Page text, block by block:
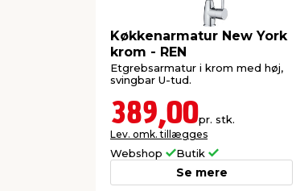
Køkkenarmatur New York
krom - REN
Etgrebsarmatur i krom med høj,
svingbar U-tud.
389,00pr. stk.
Lev. omk. tillægges
Webshop Butik
Se mere